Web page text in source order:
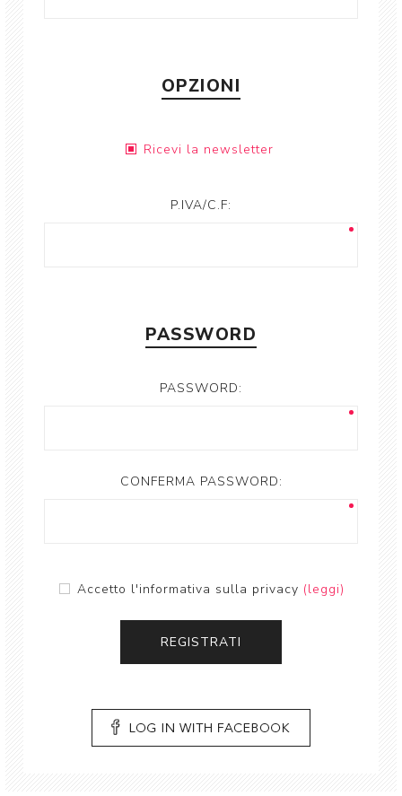
OPZIONI
Ricevi la newsletter
P.IVA/C.F:
PASSWORD
PASSWORD:
CONFERMA PASSWORD:
Accetto l'informativa sulla privacy (leggi)